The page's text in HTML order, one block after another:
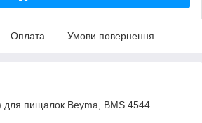
Оплата Умови повернення
для пищалок Beyma, BMS 4544